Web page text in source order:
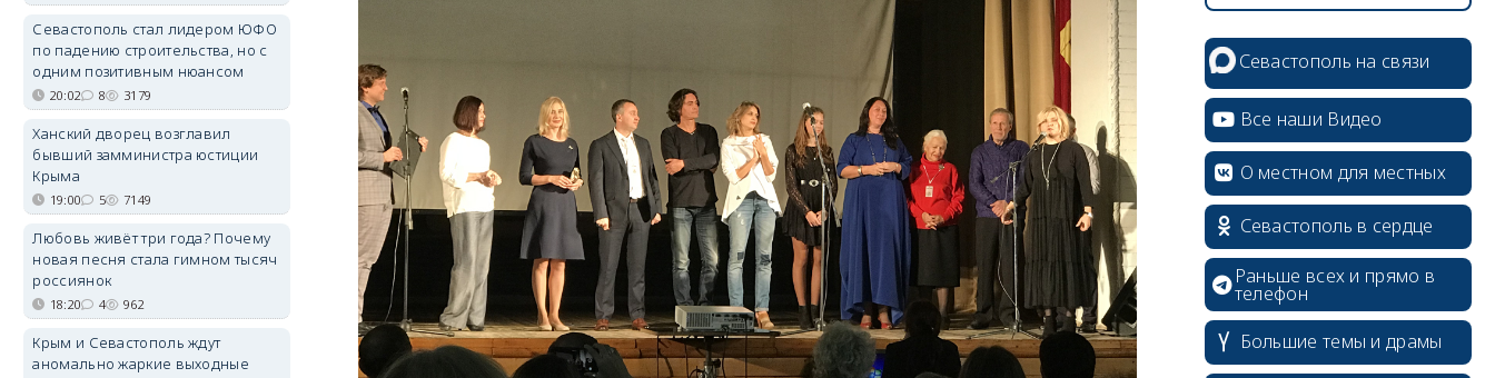
Севастополь стал лидером ЮФО
по падению строительства, но с
одним позитивным нюансом
20:02 8 3179
Ханский дворец возглавил
бывший замминистра юстиции
Крыма
19:00 5 7149
Любовь живёт три года? Почему
новая песня стала гимном тысяч
россиянок
18:20 4 962
Крым и Севастополь ждут
аномально жаркие выходные
Севастополь на связи
Все наши Видео
О местном для местных
Севастополь в сердце
Раньше всех и прямо в
телефон
Большие темы и драмы